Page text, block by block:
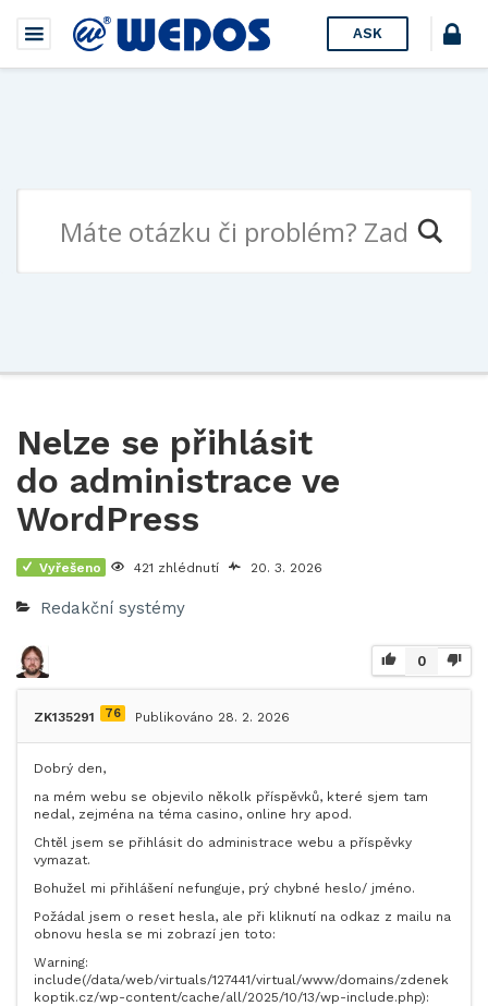
ASK
Nelze se přihlásit
do administrace ve
WordPress
Vyřešeno 421 zhlédnutí 20. 3. 2026
Redakční systémy
0
ZK135291 76 Publikováno 28. 2. 2026
Dobrý den,
na mém webu se objevilo několk příspěvků, které sjem tam
nedal, zejména na téma casino, online hry apod.
Chtěl jsem se přihlásit do administrace webu a příspěvky
vymazat.
Bohužel mi přihlášení nefunguje, prý chybné heslo/ jméno.
Požádal jsem o reset hesla, ale při kliknutí na odkaz z mailu na
obnovu hesla se mi zobrazí jen toto:
Warning:
include(/data/web/virtuals/127441/virtual/www/domains/zdenek
koptik.cz/wp-content/cache/all/2025/10/13/wp-include.php):